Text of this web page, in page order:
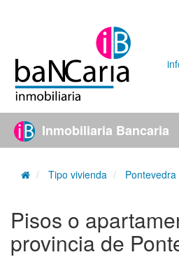
Inmobiliaria Bancaria
Tipo vivienda Pontevedra
Pisos o
provincia de